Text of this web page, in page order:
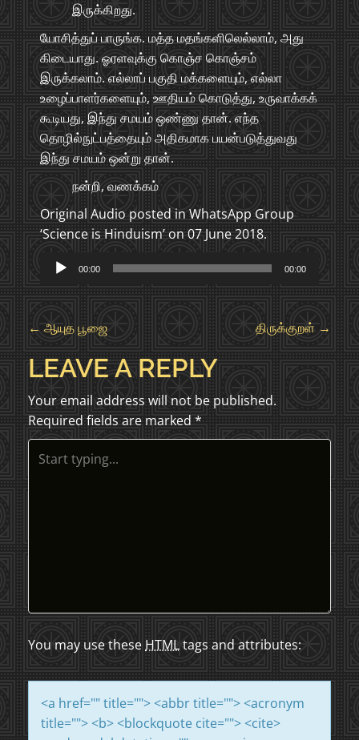
இருக்கிறது.
யோசித்துப் பாருங்க. மத்த மதங்களிலெல்லாம், அது
கிடையாது. ஓரளவுக்கு கொஞ்ச கொஞ்சம்
இருக்கலாம். எல்லாப் பகுதி மக்களையும், எல்லா
உழைப்பாளர்களையும், ஊதியம் கொடுத்து, உருவாக்கக்
கூடியது, இந்து சமயம் ஒண்ணு தான். எந்த
தொழில்நுட்பத்தையும் அதிகமாக பயன்படுத்துவது
இந்து சமயம் ஒன்று தான்.
நன்றி, வணக்கம்
Original Audio posted in WhatsApp Group
‘Science is Hinduism’ on 07 June 2018.
Audio
00:00 00:00
P
O
S
T
N
G
A
T
← ஆயுத பூஜை திருக்குறள் →
LEAVE A REPLY
Your email address will not be published.
Required fields are marked *
You may use these HTMLtags and attributes:
<a href="" title=""> <abbr title=""> <acronym
title=""> <b> <blockquote cite=""> <cite>